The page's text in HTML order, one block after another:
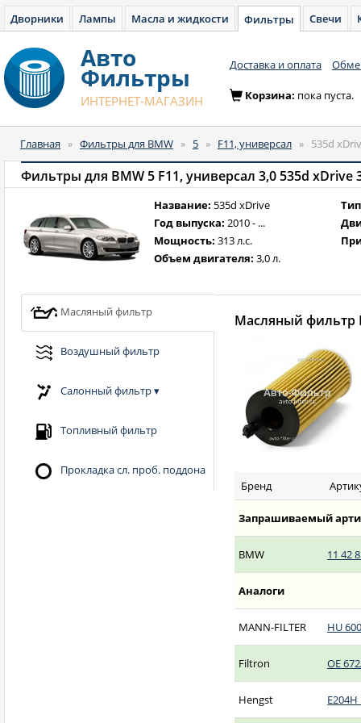
Дворники Лампы Масла и жидкости Фильтры Свечи
Авто
Фильтры
ИНТЕРНЕТ-МАГАЗИН
Доставка и оплата
Корзина: пока пуста.
Главная » Фильтры для BMW » 5 » F11, универсал » 535d
Фильтры для BMW 5 F11, универсал 3,0 535d xDrive
Название: 535d xDrive
Год выпуска: 2010 - ...
Мощность: 313 л.с.
Объем двигателя: 3,0 л.
Масляный фильтр
Воздушный фильтр
Салонный фильтр▾
Топливный фильтр
Прокладка сл. проб. поддона
Масляный фильтр
Бренд
Запрашиваемый
BMW 11 42
Аналоги
MANN-FILTER HU
Filtron OE
Hengst E204H